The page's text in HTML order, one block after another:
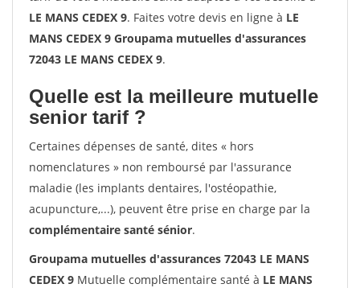
LE MANS CEDEX 9. Faites votre devis en ligne à LE
MANS CEDEX 9 Groupama mutuelles d'assurances
72043 LE MANS CEDEX 9.
Quelle est la meilleure mutuelle
senior tarif ?
Certaines dépenses de santé, dites « hors
nomenclatures » non remboursé par l'assurance
maladie (les implants dentaires, l'ostéopathie,
acupuncture,...), peuvent être prise en charge par la
complémentaire santé sénior.
Groupama mutuelles d'assurances 72043 LE MANS
CEDEX 9 Mutuelle complémentaire santé à LE MANS